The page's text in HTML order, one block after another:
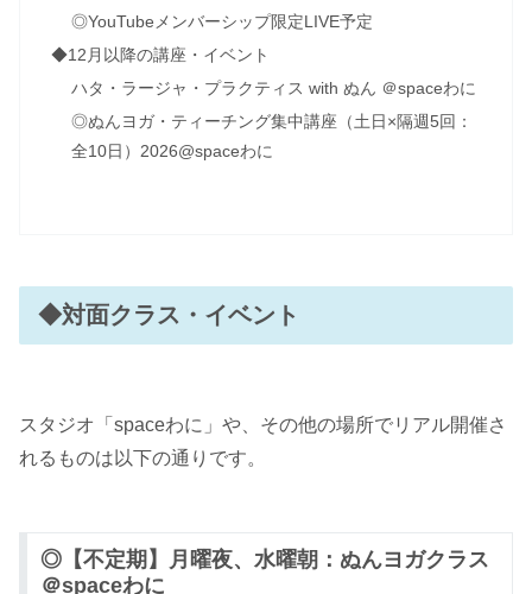
◎YouTubeメンバーシップ限定LIVE予定
◆12月以降の講座・イベント
ハタ・ラージャ・プラクティス with ぬん ＠spaceわに
◎ぬんヨガ・ティーチング集中講座（土日×隔週5回：
全10日）2026@spaceわに
◆対面クラス・イベント
スタジオ「spaceわに」や、その他の場所でリアル開催さ
れるものは以下の通りです。
◎【不定期】月曜夜、水曜朝：ぬんヨガクラス
＠spaceわに